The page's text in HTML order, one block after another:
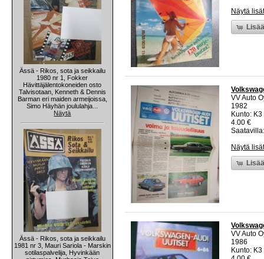
Ässä - Rikos, sota ja seikkailu
1980 nr 1, Fokker
Hävittäjälentokoneiden osto
Talvisotaan, Kenneth & Dennis
Barman eri maiden armeijoissa,
Simo Häyhän joululahja...
Näytä
Ässä - Rikos, sota ja seikkailu
1981 nr 3, Mauri Sariola - Marskin
sotilaspalvelija, Hyvinkään
Näytä
VV Auto
1982
Kunto:
4.00 €
Näytä
VV Auto
1986
Kunto: